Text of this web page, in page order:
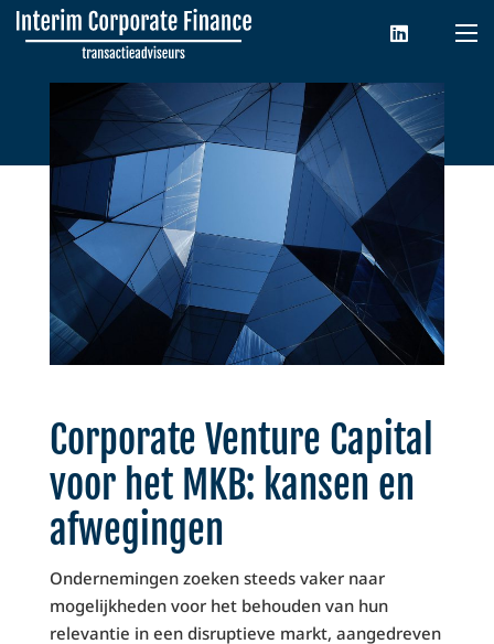
Corporate Venture Capital
voor het MKB: kansen en
afwegingen
Ondernemingen zoeken steeds vaker naar
mogelijkheden voor het behouden van hun
relevantie in een disruptieve markt, aangedreven